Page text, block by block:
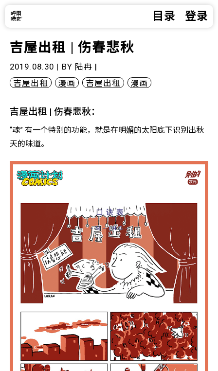
目录 登录
吉屋出租 | 伤春悲秋
2019.08.30 | BY 陆冉 |
吉屋出租
漫画 吉屋出租 漫画
吉屋出租 | 伤春悲秋：
“魂” 有一个特别的功能，就是在明媚的太阳底下识别出秋
天的味道。